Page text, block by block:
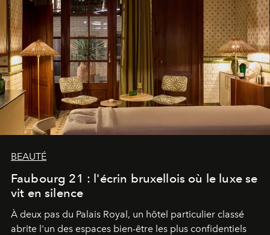
BEAUTÉ
Faubourg 21 : l'écrin bruxellois où le luxe se
vit en silence
À deux pas du Palais Royal, un hôtel particulier classé
abrite l'un des espaces bien-être les plus confidentiels